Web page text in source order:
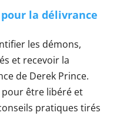
la délivrance
les démons,
et recevoir la
de Derek Prince.
pour être libéré et
pratiques tirés